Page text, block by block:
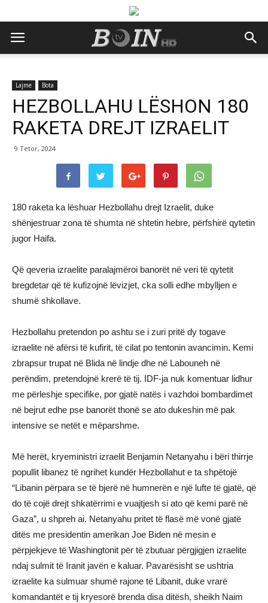
Lajme Bota
HEZBOLLAHU LËSHON 180
RAKETA DREJT IZRAELIT
9 Tetor, 2024
180 raketa ka lëshuar Hezbollahu drejt Izraelit, duke
shënjestruar zona të shumta në shtetin hebre, përfshirë qytetin
jugor Haifa.
Që qeveria izraelite paralajmëroi banorët në veri të qytetit
bregdetar që të kufizojnë lëvizjet, cka solli edhe mbylljen e
shumë shkollave.
Hezbollahu pretendon po ashtu se i zuri pritë dy togave
izraelite në afërsi të kufirit, të cilat po tentonin avancimin. Kemi
zbrapsur trupat në Blida në lindje dhe në Labouneh në
perëndim, pretendojnë krerë të tij. IDF-ja nuk komentuar lidhur
me përleshje specifike, por gjatë natës i vazhdoi bombardimet
në bejrut edhe pse banorët thonë se ato dukeshin më pak
intensive se netët e mëparshme.
Më herët, kryeministri izraelit Benjamin Netanyahu i bëri thirrje
popullit libanez të ngrihet kundër Hezbollahut e ta shpëtojë
“Libanin përpara se të bjerë në humnerën e një lufte të gjatë, që
do të cojë drejt shkatërrimi e vuajtjesh si ato që kemi parë në
Gaza”, u shpreh ai. Netanyahu pritet të flasë më vonë gjatë
ditës me presidentin amerikan Joe Biden në mesin e
përpjekjeve të Washingtonit për të zbutuar përgjigjen izraelite
ndaj sulmit të Iranit javën e kaluar. Pavarësisht se ushtria
izraelite ka sulmuar shumë rajone të Libanit, duke vrarë
komandantët e tij kryesorë brenda disa ditësh, sheikh Naim